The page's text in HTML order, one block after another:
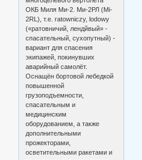
ОКБ Миля Ми-2. Ми-2РЛ (Mi-
2RL), т.е. ratowniczy, lodowy
(«ратовничий, лендйвый» -
спасательный, сухопутный) -
вариант для спасения
экипажей, покинувших
аварийный самолёт.
Оснащён бортовой лебедкой
повышенной
грузоподъемности,
спасательным и
медицинским
оборудованием, а также
дополнительными
прожекторами,
осветительными ракетами и